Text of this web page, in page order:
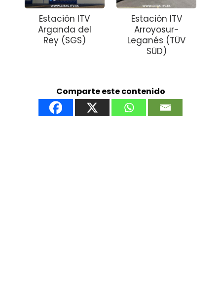
Estación ITV
Arganda del
Rey (SGS)
Estación ITV
Arroyosur-
Leganés (TÜV
SÜD)
Comparte este contenido